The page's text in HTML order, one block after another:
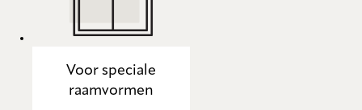
Voor speciale
raamvormen